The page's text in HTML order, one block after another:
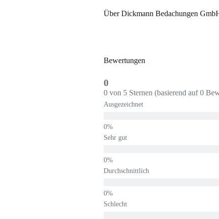
Über Dickmann Bedachungen
Bewertungen
0
0 von 5 Sternen (basierend auf 0
Ausgezeichnet
Sehr gut
Durchschnittlich
Schlecht